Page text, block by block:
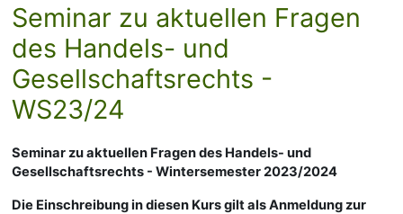
Seminar zu aktuellen Fragen
des Handels- und
Gesellschaftsrechts -
WS23/24
Seminar zu aktuellen Fragen des Handels- und
Gesellschaftsrechts - Wintersemester 2023/2024
Die Einschreibung in diesen Kurs gilt als Anmeldung zur